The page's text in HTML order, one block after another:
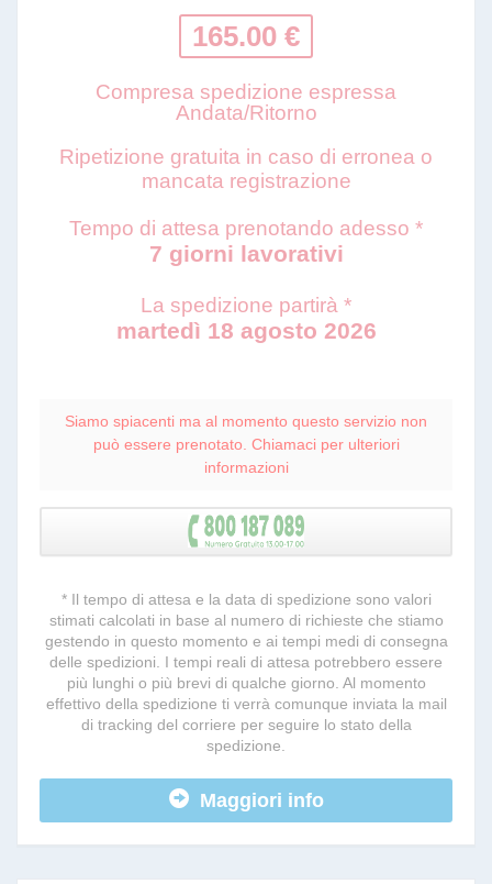
165.00 €
Compresa spedizione espressa
Andata/Ritorno
Ripetizione gratuita in caso di erronea o
mancata registrazione
Tempo di attesa prenotando adesso *
7 giorni lavorativi
La spedizione partirà *
martedì 18 agosto 2026
Siamo spiacenti ma al momento questo servizio non
può essere prenotato. Chiamaci per ulteriori
informazioni
* Il tempo di attesa e la data di spedizione sono valori
stimati calcolati in base al numero di richieste che stiamo
gestendo in questo momento e ai tempi medi di consegna
delle spedizioni. I tempi reali di attesa potrebbero essere
più lunghi o più brevi di qualche giorno. Al momento
effettivo della spedizione ti verrà comunque inviata la mail
di tracking del corriere per seguire lo stato della
spedizione.
Maggiori info